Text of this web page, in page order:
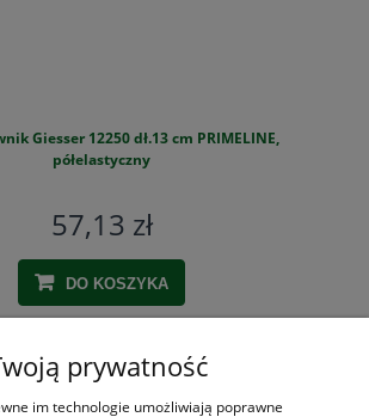
Giesser 12250 dł.13 cm PRIMELINE,
półelastyczny
57,13 zł
DO KOSZYKA
ZAKUPY
prywatność
im technologie umożliwiają poprawne